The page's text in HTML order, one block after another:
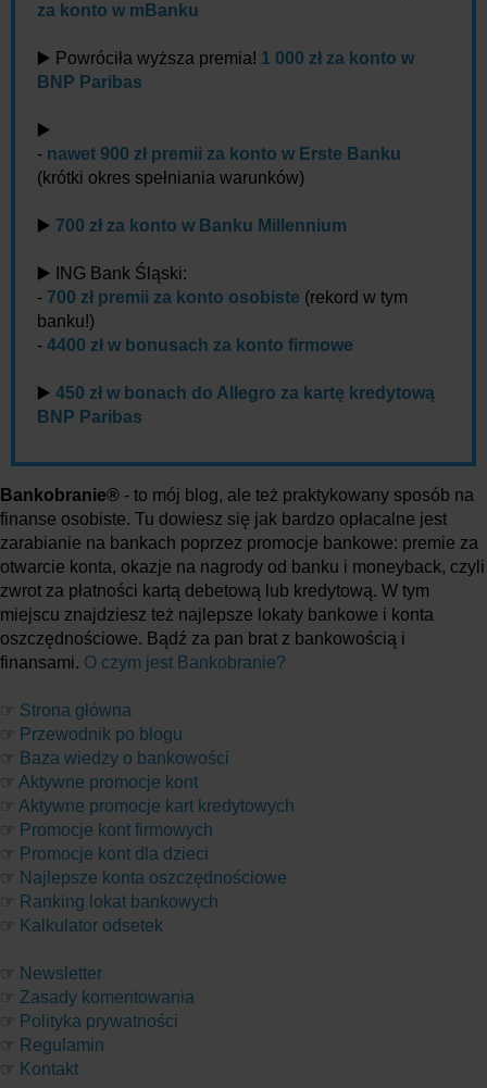
za konto w mBanku
▶️ Powróciła wyższa premia! 1 000 zł za konto w
BNP Paribas
▶️
- nawet 900 zł premii za konto w Erste Banku
(krótki okres spełniania warunków)
▶️ 700 zł za konto w Banku Millennium
▶️ ING Bank Śląski:
- 700 zł premii za konto osobiste (rekord w tym
banku!)
- 4400 zł w bonusach za konto firmowe
▶️ 450 zł w bonach do Allegro za kartę kredytową
BNP Paribas
Bankobranie® - to mój blog, ale też praktykowany sposób na
finanse osobiste. Tu dowiesz się jak bardzo opłacalne jest
zarabianie na bankach poprzez promocje bankowe: premie za
otwarcie konta, okazje na nagrody od banku i moneyback, czyli
zwrot za płatności kartą debetową lub kredytową. W tym
miejscu znajdziesz też najlepsze lokaty bankowe i konta
oszczędnościowe. Bądź za pan brat z bankowością i
finansami. O czym jest Bankobranie?
☞ Strona główna
☞ Przewodnik po blogu
☞ Baza wiedzy o bankowości
☞ Aktywne promocje kont
☞ Aktywne promocje kart kredytowych
☞ Promocje kont firmowych
☞ Promocje kont dla dzieci
☞ Najlepsze konta oszczędnościowe
☞ Ranking lokat bankowych
☞ Kalkulator odsetek
☞ Newsletter
☞ Zasady komentowania
☞ Polityka prywatności
☞ Regulamin
☞ Kontakt